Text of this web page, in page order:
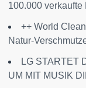
100.000 verkaufte
++ World
Natur-
LG STARTET
UM MIT MUSIK